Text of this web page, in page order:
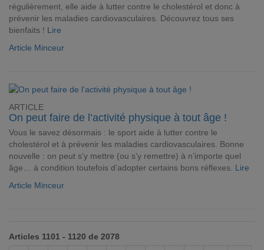
régulièrement, elle aide à lutter contre le cholestérol et donc à
prévenir les maladies cardiovasculaires. Découvrez tous ses
bienfaits ! Lire
Article Minceur
ARTICLE
On peut faire de l’activité physique à tout âge !
Vous le savez désormais : le sport aide à lutter contre le
cholestérol et à prévenir les maladies cardiovasculaires. Bonne
nouvelle : on peut s’y mettre (ou s’y remettre) à n’importe quel
âge… à condition toutefois d’adopter certains bons réflexes. Lire
Article Minceur
Articles 1101 - 1120 de 2078